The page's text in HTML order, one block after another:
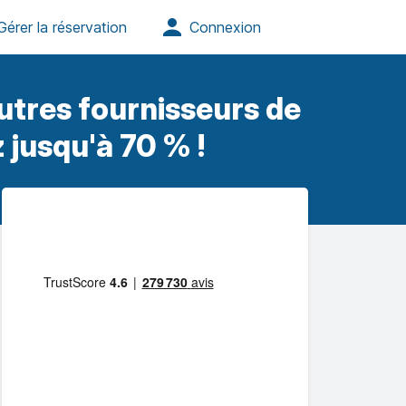
fournisseurs de
70 % !